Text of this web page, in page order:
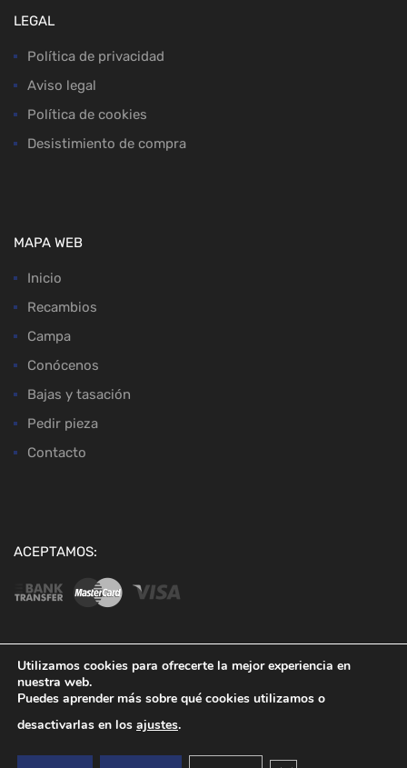
LEGAL
Política de privacidad
Aviso legal
Política de cookies
Desistimiento de compra
MAPA WEB
Inicio
Recambios
Campa
Conócenos
Bajas y tasación
Pedir pieza
Contacto
ACEPTAMOS:
Utilizamos cookies para ofrecerte la mejor experiencia en
nuestra web.
Puedes aprender más sobre qué cookies utilizamos o
desactivarlas en los ajustes.